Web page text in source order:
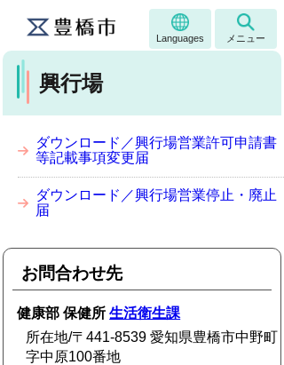
Languages メニュー
興行場
ダウンロード／興行場営業許可申請書
等記載事項変更届
ダウンロード／興行場営業停止・廃止
届
お問合わせ先
健康部 保健所生活衛生課
所在地/〒441-8539 愛知県豊橋市中野町
字中原100番地